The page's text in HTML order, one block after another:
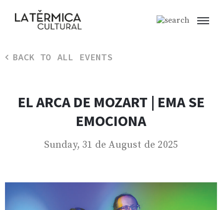
BACK TO ALL EVENTS
EL ARCA DE MOZART | EMA SE
EMOCIONA
Sunday, 31 de August de 2025